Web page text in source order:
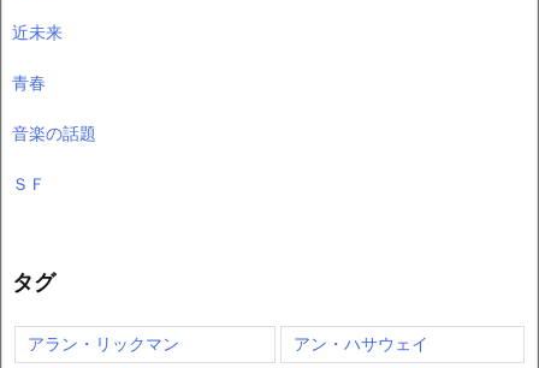
近未来
青春
音楽の話題
ＳＦ
タグ
アラン・リックマン アン・ハサウェイ